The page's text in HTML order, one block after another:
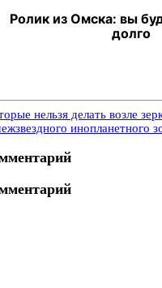
Ролик из Омска: вы
долго
нельзя делать возле
инопланетного